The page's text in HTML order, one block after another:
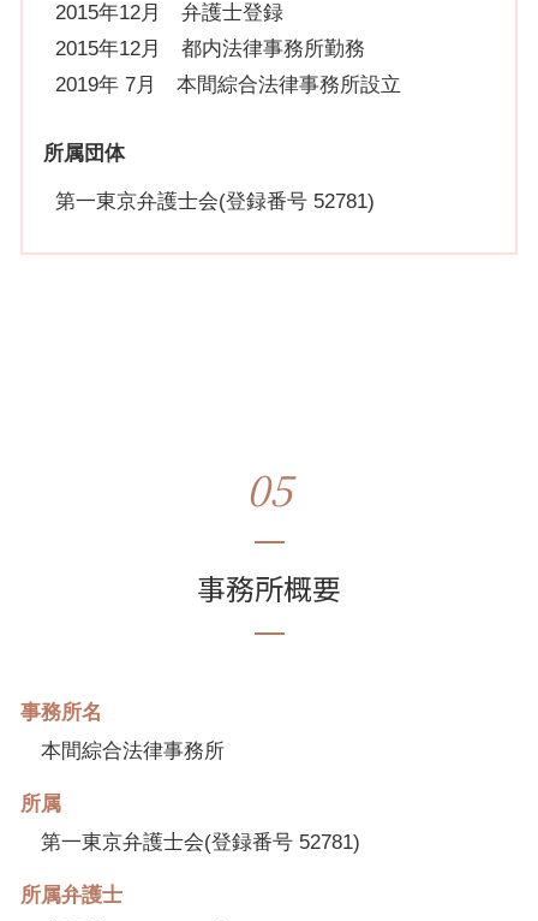
2015年12月 弁護士登録
2015年12月 都内法律事務所勤務
2019年 7月 本間綜合法律事務所設立
所属団体
第一東京弁護士会(登録番号 52781)
05
事務所概要
事務所名
本間綜合法律事務所
所属
第一東京弁護士会(登録番号 52781)
所属弁護士